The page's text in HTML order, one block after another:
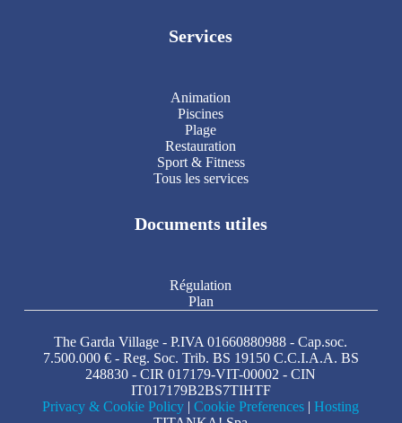
Services
Animation
Piscines
Plage
Restauration
Sport & Fitness
Tous les services
Documents utiles
Régulation
Plan
The Garda Village - P.IVA 01660880988 - Cap.soc.
7.500.000 € - Reg. Soc. Trib. BS 19150 C.C.I.A.A. BS
248830 - CIR 017179-VIT-00002 - CIN
IT017179B2BS7TIHTF
Privacy & Cookie Policy |Cookie Preferences |Hosting